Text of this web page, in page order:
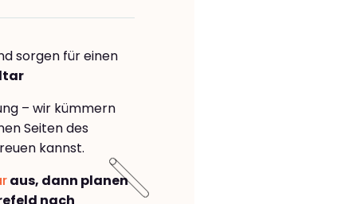
sorgen für einen
– wir kümmern
Seiten des
kannst.
aus, dann planen